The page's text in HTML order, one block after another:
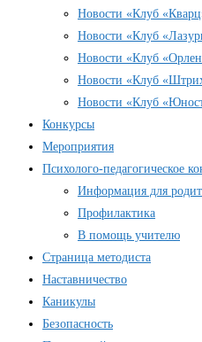
Новости «Клуб
Новости «Клуб
Новости «Клуб
Новости «Клуб
Новости «Клуб
Конкурсы
Мероприятия
Психолого-педагогическое
Информация для
Профилактика
В помощь учителю
Страница методиста
Наставничество
Каникулы
Безопасность